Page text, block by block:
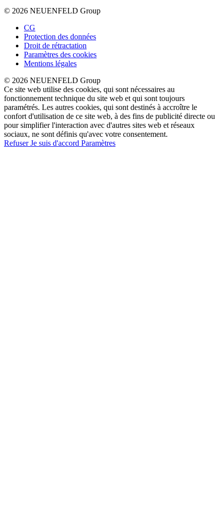
© 2026 NEUENFELD Group
CG
Protection des données
Droit de rétractation
Paramètres des cookies
Mentions légales
© 2026 NEUENFELD Group
Ce site web utilise des cookies, qui sont nécessaires au
fonctionnement technique du site web et qui sont toujours
paramétrés. Les autres cookies, qui sont destinés à accroître le
confort d'utilisation de ce site web, à des fins de publicité directe ou
pour simplifier l'interaction avec d'autres sites web et réseaux
sociaux, ne sont définis qu'avec votre consentement.
RefuserJe suis d'accord Paramètres